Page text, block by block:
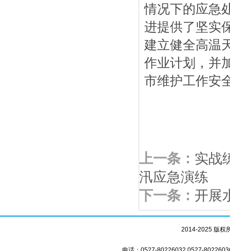
情况下的应急
进提供了坚实
建立健全高温
作业计划，并
市维护工作安
上一条： 实战
汛应急演练
下一条： 开展
2014-2025 版权